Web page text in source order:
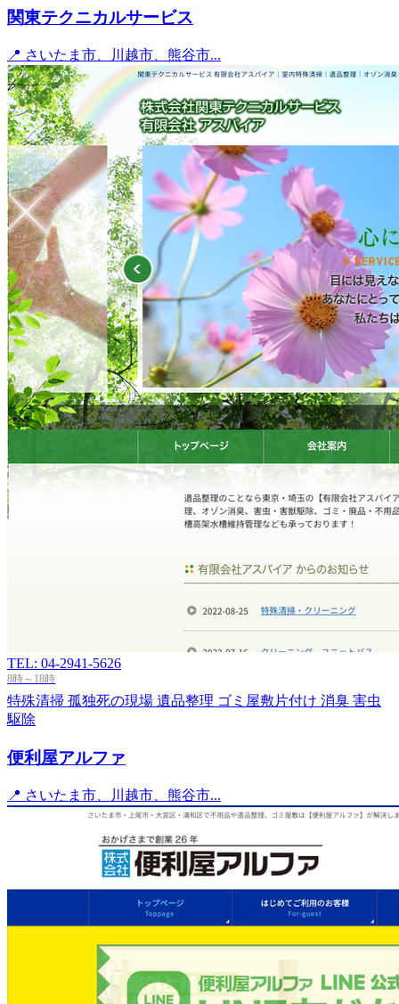
関東テクニカルサービス
📍 さいたま市、川越市、熊谷市...
TEL: 04-2941-5626
8時～18時
特殊清掃 孤独死の現場 遺品整理 ゴミ屋敷片付け 消臭 害虫
駆除
便利屋アルファ
📍 さいたま市、川越市、熊谷市...